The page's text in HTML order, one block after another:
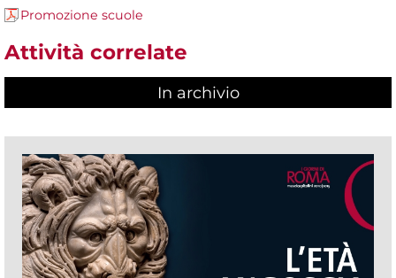
Promozione scuole
Attività correlate
In archivio